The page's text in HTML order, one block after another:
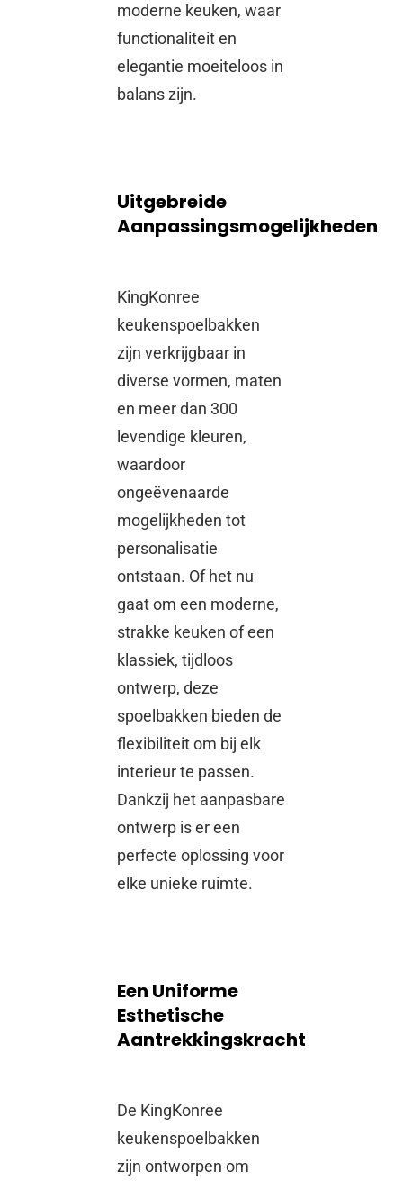
moderne keuken, waar
functionaliteit en
elegantie moeiteloos in
balans zijn.
Uitgebreide
Aanpassingsmogelijkheden
KingKonree
keukenspoelbakken
zijn verkrijgbaar in
diverse vormen, maten
en meer dan 300
levendige kleuren,
waardoor
ongeëvenaarde
mogelijkheden tot
personalisatie
ontstaan. Of het nu
gaat om een ​​moderne,
strakke keuken of een
klassiek, tijdloos
ontwerp, deze
spoelbakken bieden de
flexibiliteit om bij elk
interieur te passen.
Dankzij het aanpasbare
ontwerp is er een
perfecte oplossing voor
elke unieke ruimte.
Een Uniforme
Esthetische
Aantrekkingskracht
De KingKonree
keukenspoelbakken
zijn ontworpen om